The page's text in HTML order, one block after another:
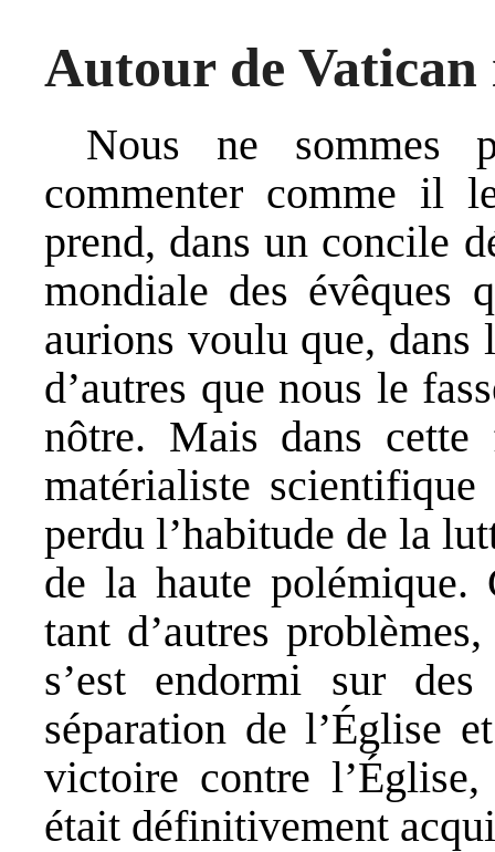
Autour de
Nous ne sommes
commenter comme il
prend, dans un concile
mondiale des
aurions voulu que,
d’autres que nous le
nôtre. Mais dans cette
matérialiste
perdu l’habitude de la
de la haute polémique.
tant d’autres
s’est endormi sur
séparation de l’Église
victoire contre
était définitivement